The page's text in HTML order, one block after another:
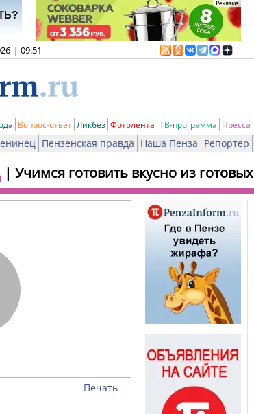
| 09:51
Вопрос-ответ Ликбез Фотолента ТВ-программа Пресса
Пензенская правда Наша Пенза Репортер
| Учимся готовить вкусно из
Печать